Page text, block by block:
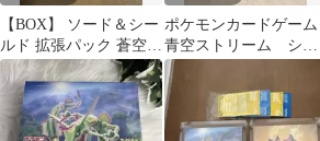
【BOX】 ソード＆シー
ルド 拡張パック 蒼空ス
トリーム
ポケモンカードゲーム
青空ストリーム シュ
リンク付き